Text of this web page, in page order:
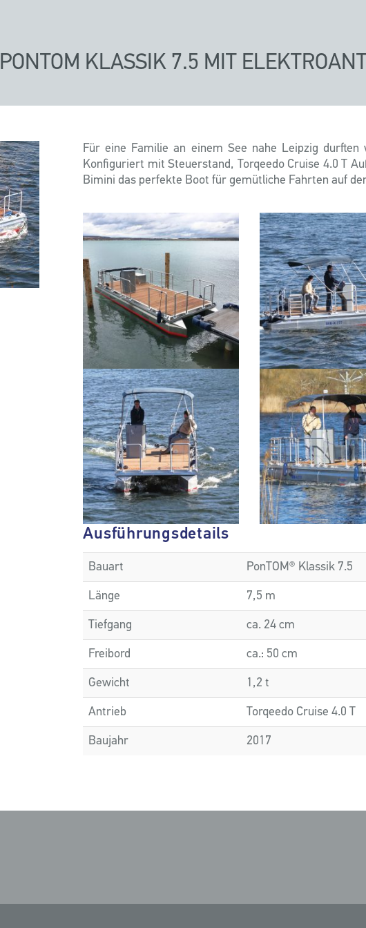
PONTOM KLASSIK 7.5 MIT
Für eine Familie an einem See nahe Leipzig durften
Konfiguriert mit Steuerstand, Torqeedo Cruise 4.0 T
Bimini das perfekte Boot für gemütliche Fahrten auf
Ausführungsdetails
Bauart PonTOM® Klassik 7.5
Länge 7,5 m
Tiefgang ca. 24 cm
Freibord ca.: 50 cm
Gewicht 1,2 t
Antrieb Torqeedo Cruise 4.0 T
Baujahr 2017